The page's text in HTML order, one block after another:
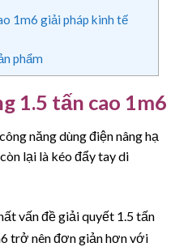
1m6 giải pháp kinh tế
phẩm
1.5 tấn cao
năng dùng điện nâng hạ
lại là kéo đẩy tay di
vấn đề giải quyết 1.5 tấn
trở nên đơn giản hơn với